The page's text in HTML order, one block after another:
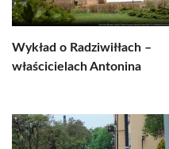
Wykład o Radziwiłłach –
właścicielach Antonina